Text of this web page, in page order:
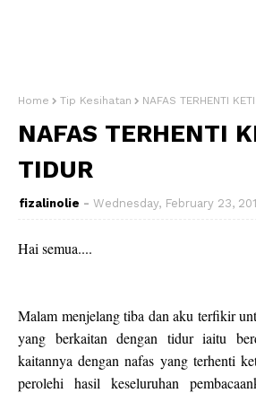
Home Tip Kesihatan NAFAS TERHENTI
NAFAS TERHENTI
TIDUR
fizalinolie Wednesday, February 23,
Hai semua....
Malam menjelang tiba dan aku terfikir
yang berkaitan dengan tidur iaitu
kaitannya dengan nafas yang terhenti
perolehi hasil keseluruhan